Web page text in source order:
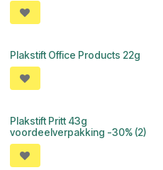
Plakstift Office Products 22g
Plakstift Pritt 43g
voordeelverpakking -30% (2)